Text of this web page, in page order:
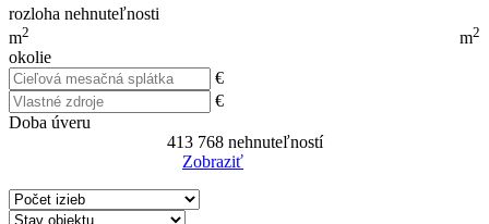
rozloha nehnuteľnosti
m2 m2
okolie
€
€
Doba úveru
413 768nehnuteľností
Zobraziť